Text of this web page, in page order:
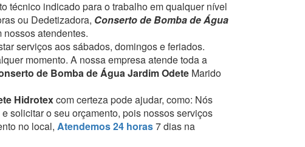
técnico indicado para o trabalho em qualquer nível
ou Dedetizadora, Conserto de Bomba de Água
nossos atendentes.
serviços aos sábados, domingos e feriados.
momento. A nossa empresa atende toda a
de Bomba de Água Jardim Odete Marido
Hidrotexcom certeza pode ajudar, como: Nós
solicitar o seu orçamento, pois nossos serviços
no local, Atendemos 24 horas7 dias na